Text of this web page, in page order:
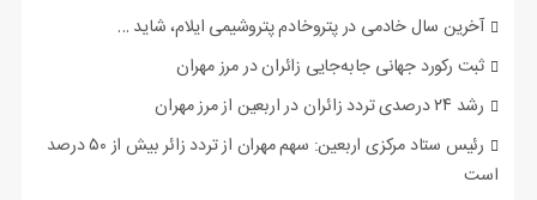
آخرین سال خادمی در پتروخادم پتروشیمی ایلام، شاید …
ثبت رکورد جهانی جابه‌جایی زائران در مرز مهران
رشد ۲۴ درصدی تردد زائران در اربعین از مرز مهران
رئیس ستاد مرکزی اربعین: سهم مهران از تردد زائر بیش از ۵۰ درصد
است